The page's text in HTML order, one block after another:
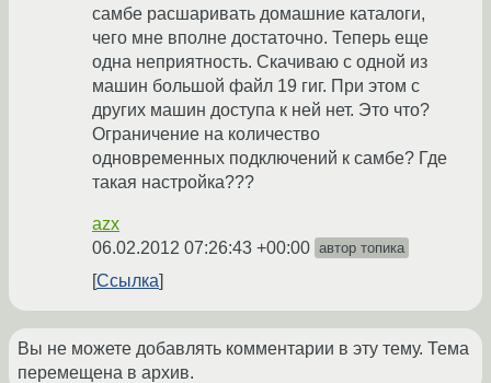
самбе расшаривать домашние каталоги,
чего мне вполне достаточно. Теперь еще
одна неприятность. Скачиваю с одной из
машин большой файл 19 гиг. При этом с
других машин доступа к ней нет. Это что?
Ограничение на количество
одновременных подключений к самбе? Где
такая настройка???
azx
06.02.2012 07:26:43 +00:00 автор топика
Ссылка
Вы не можете добавлять комментарии в эту тему. Тема
перемещена в архив.